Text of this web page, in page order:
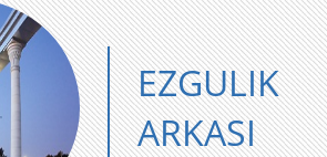
EZGULIK
ARKASI